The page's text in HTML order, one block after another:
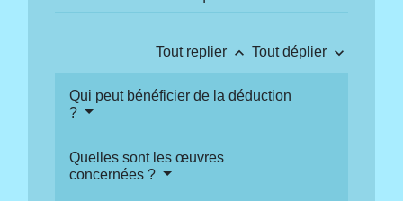
Tout replier keyboard_arrow_up Tout déplier keyboard_arrow_down
Qui peut bénéficier de la déduction
?
Quelles sont les œuvres
concernées ?